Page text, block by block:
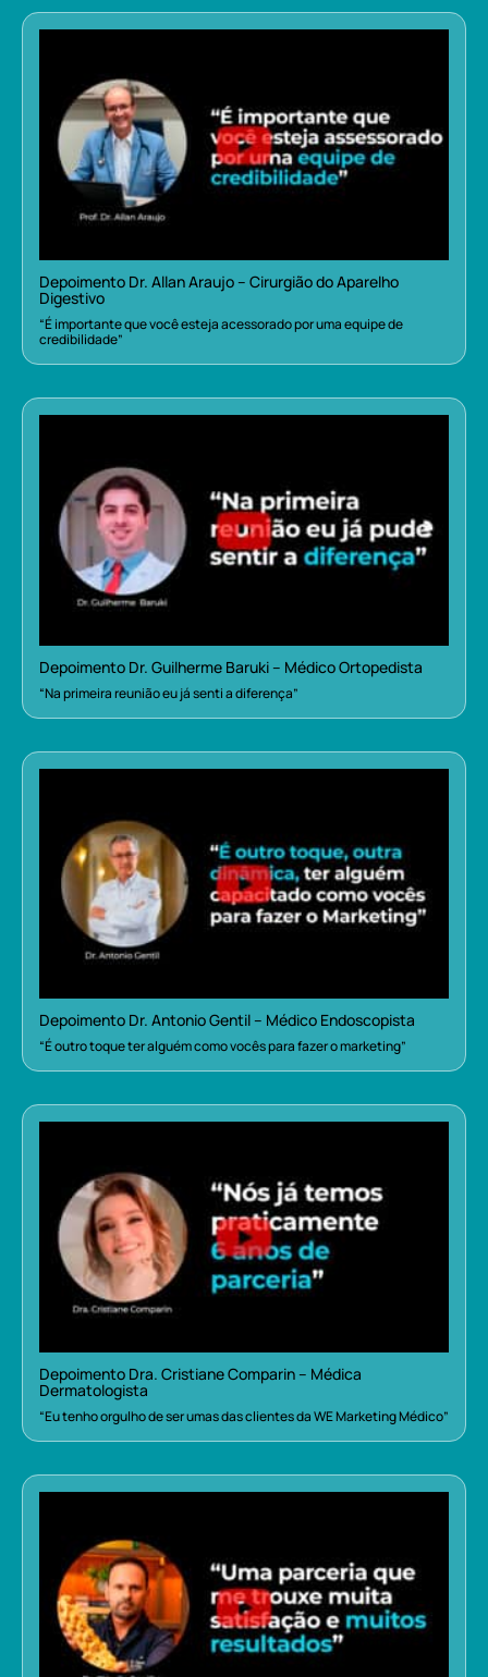
Depoimento Dr. Allan Araujo – Cirurgião do Aparelho
Digestivo
“É importante que você esteja acessorado por uma equipe de
credibilidade”
Depoimento Dr. Guilherme Baruki – Médico Ortopedista
“Na primeira reunião eu já senti a diferença”
Depoimento Dr. Antonio Gentil – Médico Endoscopista
“É outro toque ter alguém como vocês para fazer o marketing”
Depoimento Dra. Cristiane Comparin – Médica
Dermatologista
“Eu tenho orgulho de ser umas das clientes da WE Marketing Médico”